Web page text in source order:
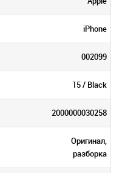
iPhone
002099
15 / Black
2000000030258
Оригинал,
разборка